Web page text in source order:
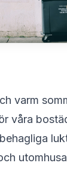
varm
våra